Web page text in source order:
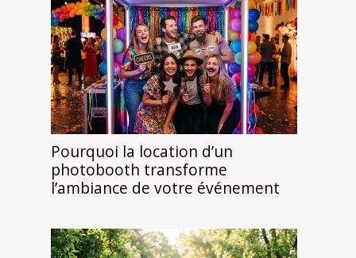
Pourquoi la location d’un
photobooth transforme
l’ambiance de votre événement